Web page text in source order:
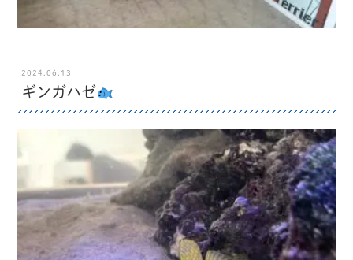
2024.06.13
ギンガハゼ